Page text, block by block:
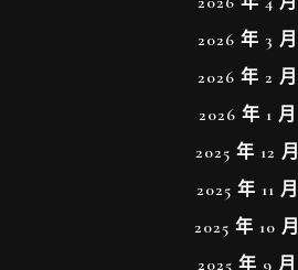
2026 年 3 月
2026 年 2 月
2026 年 1 月
2025 年 12 月
2025 年 11 月
2025 年 10 月
2025 年 9 月